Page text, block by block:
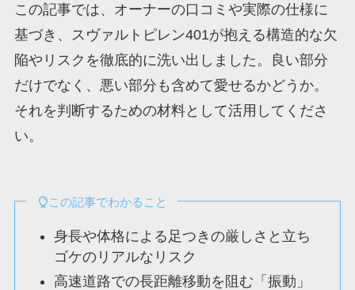
この記事では、オーナーの口コミや実際の仕様に
基づき、スヴァルトピレン401が抱える構造的な欠
陥やリスクを徹底的に洗い出しました。良い部分
だけでなく、悪い部分も含めて愛せるかどうか。
それを判断するための材料として活用してくださ
い。
この記事でわかること
身長や体格による足つきの厳しさと立ち
ゴケのリアルなリスク
高速道路での長距離移動を阻む「振動」